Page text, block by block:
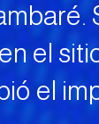
el
el